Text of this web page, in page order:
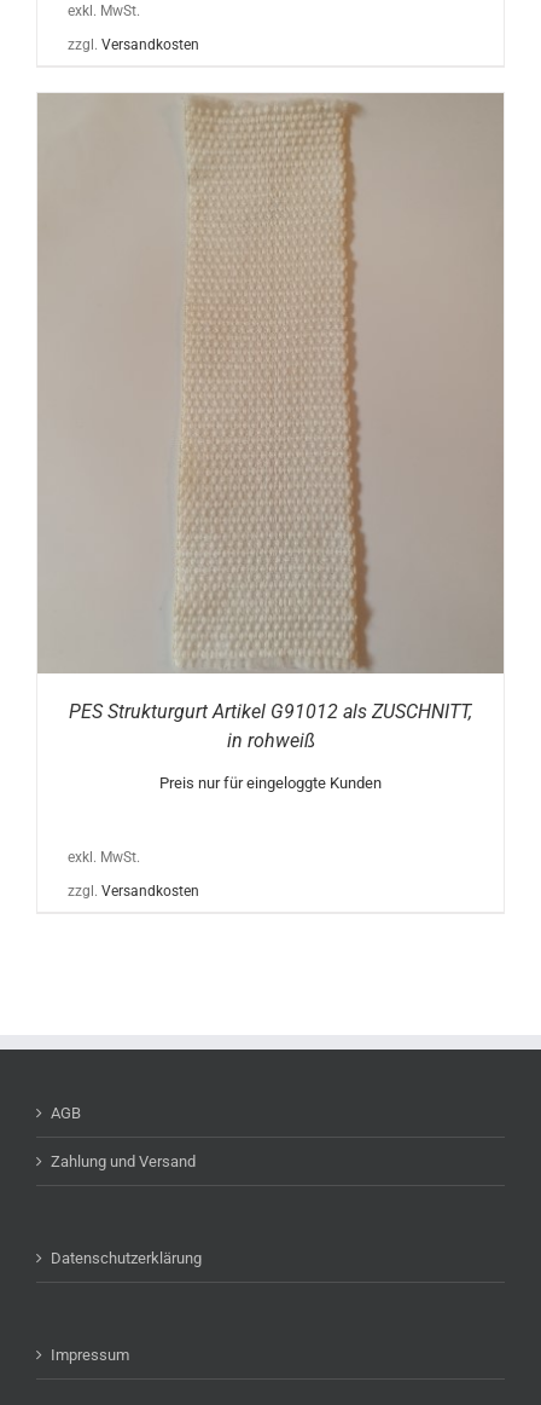
exkl. MwSt.
zzgl. Versandkosten
PES Strukturgurt Artikel G91012 als ZUSCHNITT,
in rohweiß
Preis nur für eingeloggte Kunden
exkl. MwSt.
zzgl. Versandkosten
AGB
Zahlung und Versand
Datenschutzerklärung
Impressum